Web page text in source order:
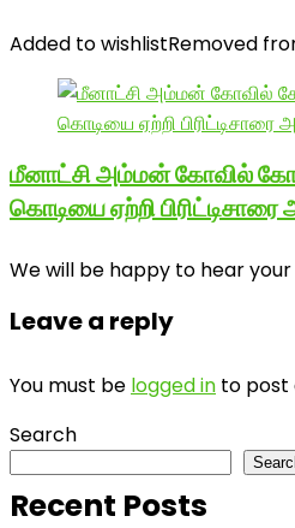
Added to wishlistRemoved
மீனாட்சி அம்மன் கோவில்
கொடியை ஏற்றி
We will be happy to hear
Leave a reply
You must be logged in to post
Search
Recent Posts